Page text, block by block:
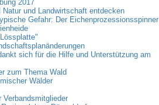
2017
und Landwirtschaft entdecken
Gefahr: Der Eichenprozessionsspinner
sich für die Hilfe und Unterstützung am
zum Thema Wald
Wälder